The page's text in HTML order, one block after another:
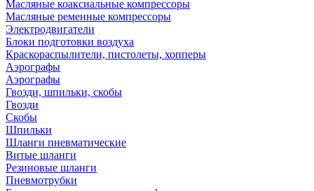
Масляные коаксиальные компрессоры
Масляные ременные компрессоры
Электродвигатели
Блоки подготовки воздуха
Краскораспылители, пистолеты, хопперы
Аэрографы
Аэрографы
Гвозди, шпильки, скобы
Гвозди
Скобы
Шпильки
Шланги пневматические
Витые шланги
Резиновые шланги
Пневмотрубки